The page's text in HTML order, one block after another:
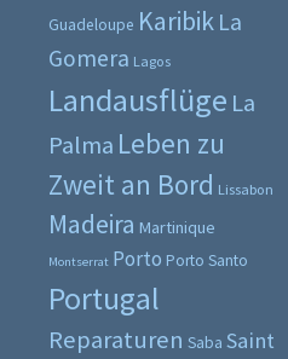
Guadeloupe Karibik La
Gomera Lagos
Landausflüge La
Palma Leben zu
Zweit an Bord Lissabon
Madeira Martinique
Montserrat Porto Porto Santo
Portugal
Reparaturen Saba Saint